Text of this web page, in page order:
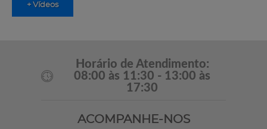
+ Vídeos
Horário de Atendimento:
08:00 às 11:30 - 13:00 às
17:30
ACOMPANHE-NOS